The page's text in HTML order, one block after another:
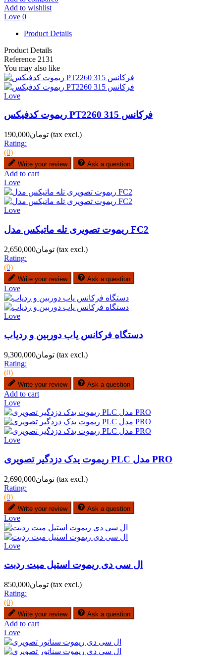
Add to wishlist
Love 0
Product Details
Product Details
Reference 2131
You may also like
Love
ریموت کدفیکس PT2260 فرکانس 315
تومان190,000 (tax excl.)
Rating:
(0)
Write your review Ask a question
Add to cart
Love
Love
ریموت تصویری تله ماتیکس مدل FC2
تومان2,650,000 (tax excl.)
Rating:
(0)
Write your review Ask a question
Love
Love
دستگاه فرکانس یاب دوربین و ردیاب
تومان9,300,000 (tax excl.)
Rating:
(0)
Write your review Ask a question
Add to cart
Love
Love
ریموت یدک دزدگیر تصویری PLC مدل PRO
تومان2,690,000 (tax excl.)
Rating:
(0)
Write your review Ask a question
Love
Love
ال سی دی ریموت استیل میت ردبت
تومان850,000 (tax excl.)
Rating:
(0)
Write your review Ask a question
Add to cart
Love